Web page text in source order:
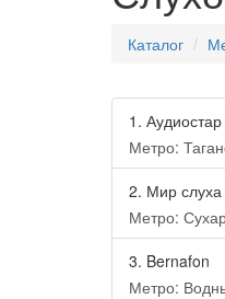
Каталог
1. Аудиостар
Метро:
2. Мир слуха
Метро:
3. Bernafon
Метро: